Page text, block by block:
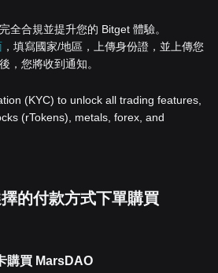
全合規並提升您的 Bitget 體驗。
，填寫國家/地區，上傳身份證，並上傳您
，您將收到通知。
(KYC) to unlock all trading features,
(rTokens), metals, forex, and
的付款方式下單購買
購買 MarsDAO